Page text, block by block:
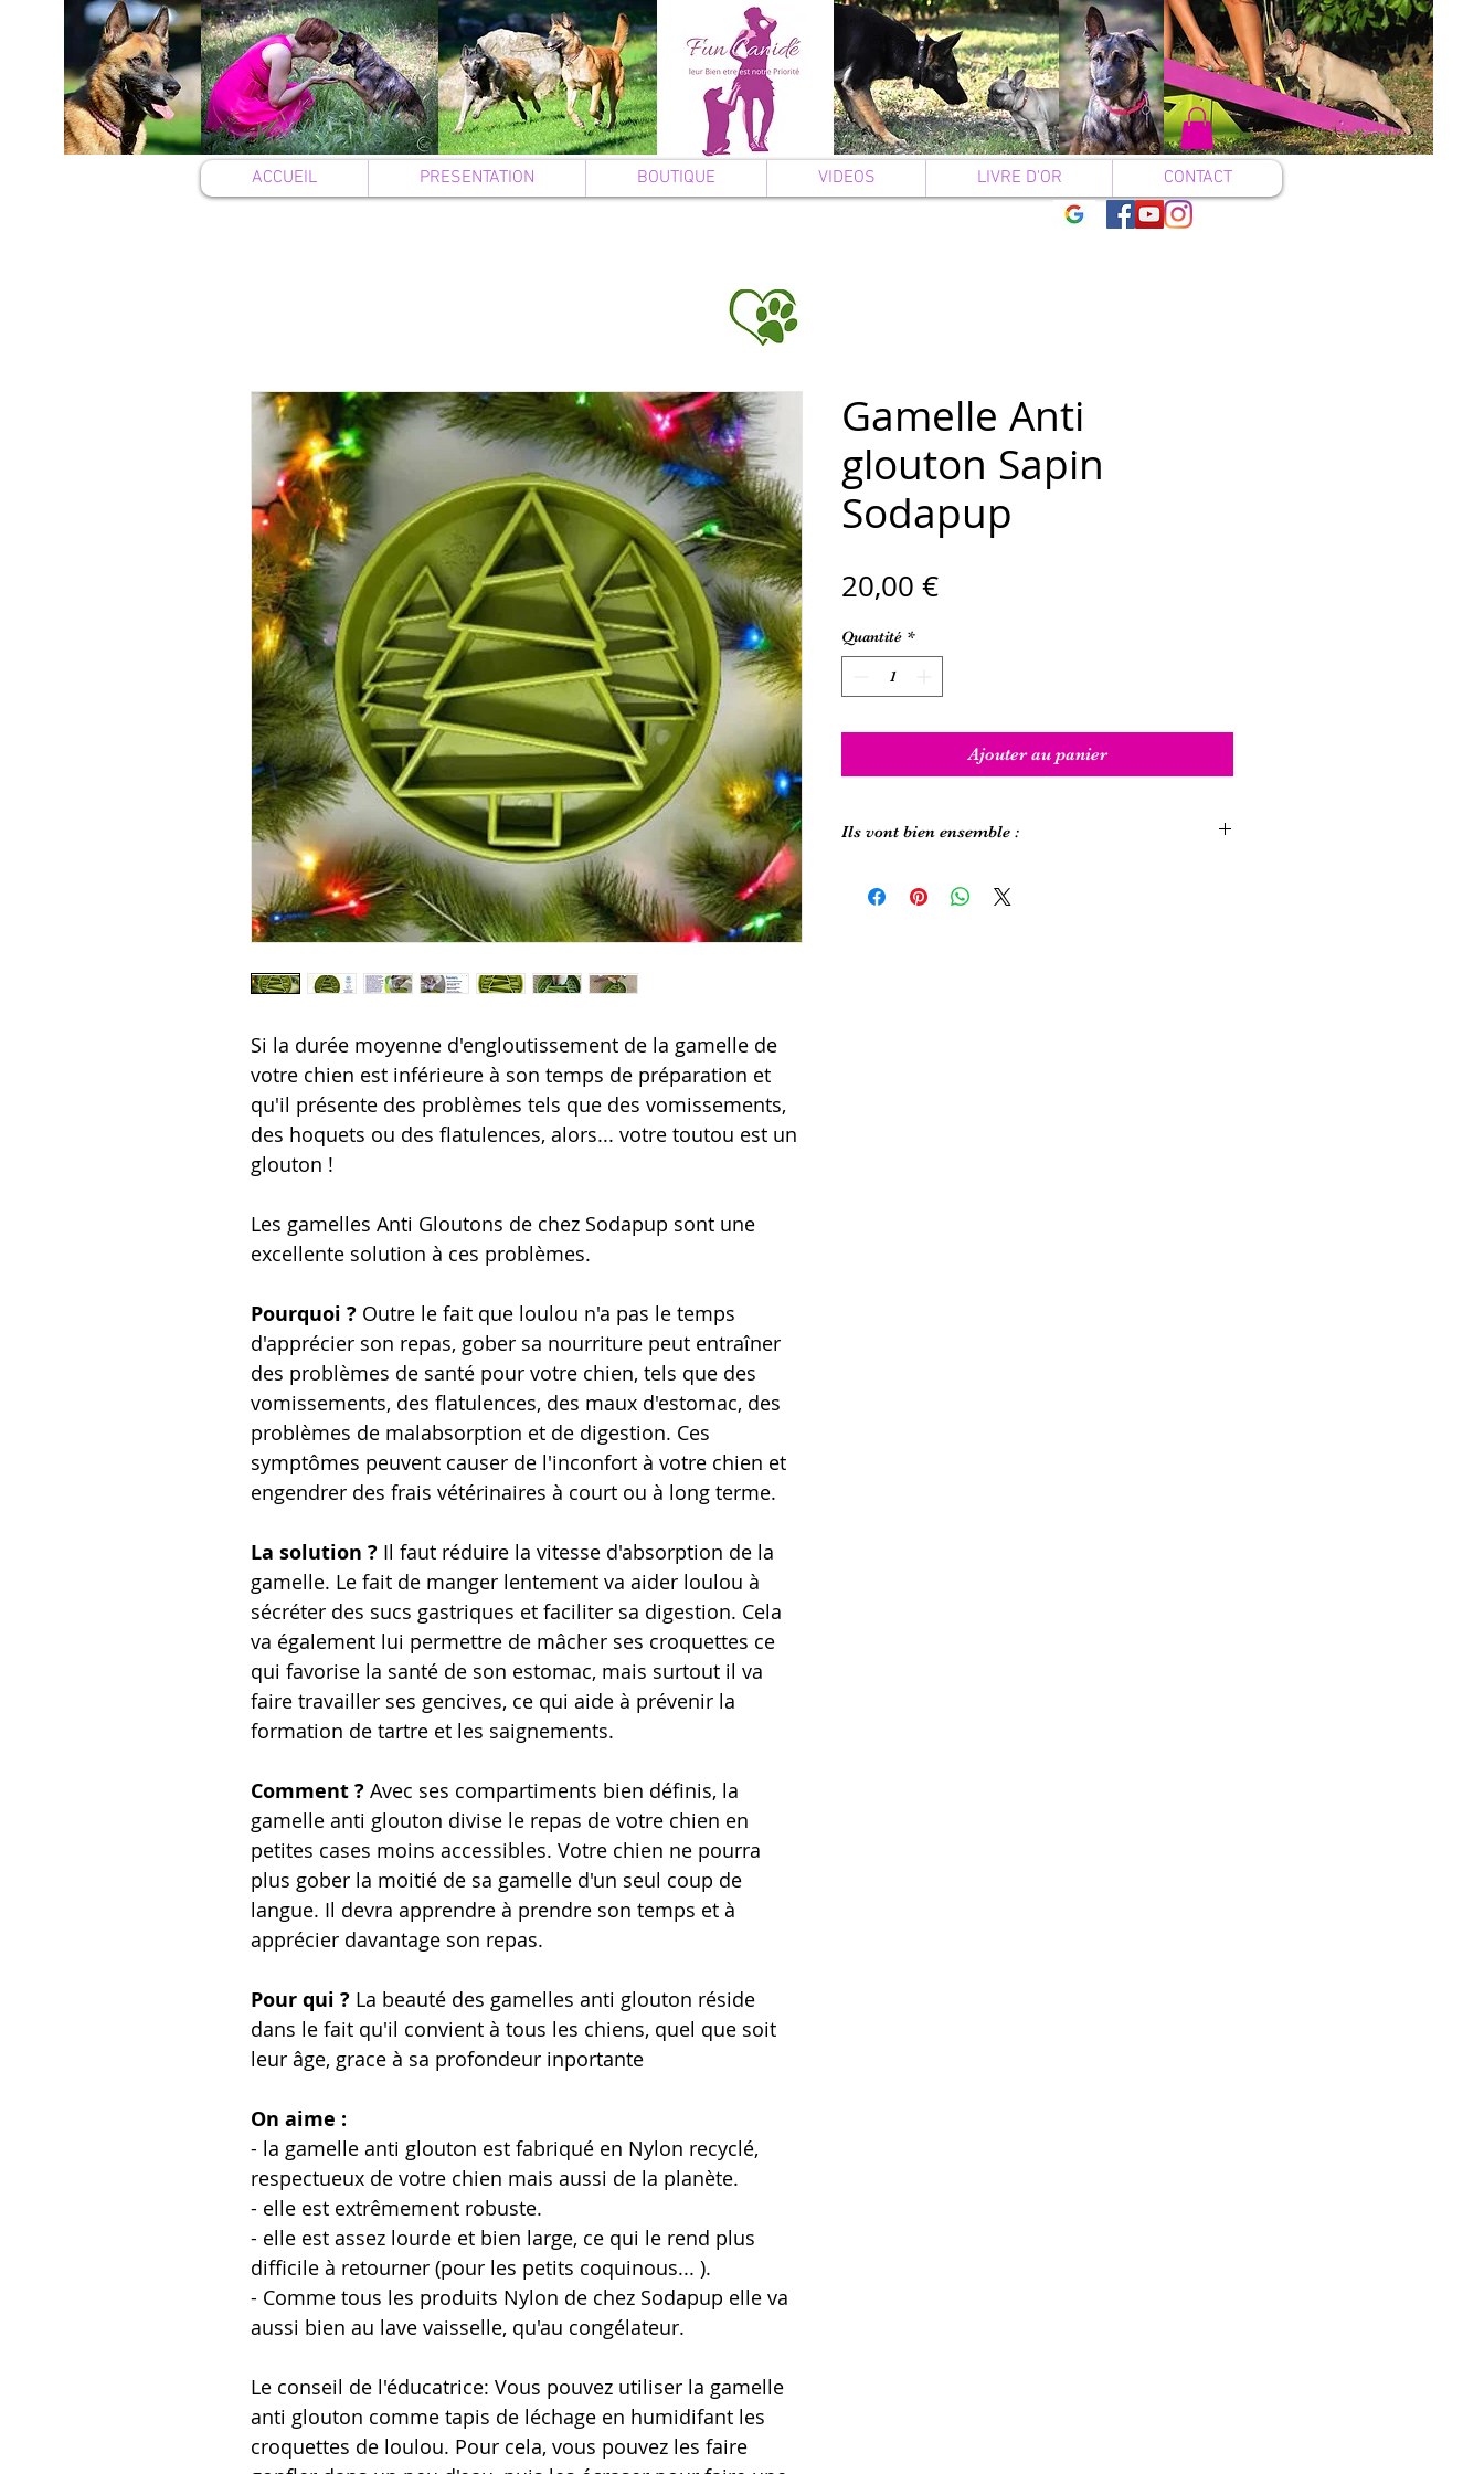
ACCUEIL PRESENTATION BOUTIQUE VIDEOS LIVRE D'OR CONTACT
Si la durée moyenne d'engloutissement de la gamelle de
votre chien est inférieure à son temps de préparation et
qu'il présente des problèmes tels que des vomissements,
des hoquets ou des flatulences, alors... votre toutou est un
glouton !
Les gamelles Anti Gloutons de chez Sodapup sont une
excellente solution à ces problèmes.
Pourquoi ? Outre le fait que loulou n'a pas le temps
d'apprécier son repas, gober sa nourriture peut entraîner
des problèmes de santé pour votre chien, tels que des
vomissements, des flatulences, des maux d'estomac, des
problèmes de malabsorption et de digestion. Ces
symptômes peuvent causer de l'inconfort à votre chien et
engendrer des frais vétérinaires à court ou à long terme.
La solution ? Il faut réduire la vitesse d'absorption de la
gamelle. Le fait de manger lentement va aider loulou à
sécréter des sucs gastriques et faciliter sa digestion. Cela
va également lui permettre de mâcher ses croquettes ce
qui favorise la santé de son estomac, mais surtout il va
faire travailler ses gencives, ce qui aide à prévenir la
formation de tartre et les saignements.
Comment ? Avec ses compartiments bien définis, la
gamelle anti glouton divise le repas de votre chien en
petites cases moins accessibles. Votre chien ne pourra
plus gober la moitié de sa gamelle d'un seul coup de
langue. Il devra apprendre à prendre son temps et à
apprécier davantage son repas.
Pour qui ? La beauté des gamelles anti glouton réside
dans le fait qu'il convient à tous les chiens, quel que soit
leur âge, grace à sa profondeur inportante
On aime :
- la gamelle anti glouton est fabriqué en Nylon recyclé,
respectueux de votre chien mais aussi de la planète.
- elle est extrêmement robuste.
- elle est assez lourde et bien large, ce qui le rend plus
difficile à retourner (pour les petits coquinous... ).
- Comme tous les produits Nylon de chez Sodapup elle va
aussi bien au lave vaisselle, qu'au congélateur.
Le conseil de l'éducatrice: Vous pouvez utiliser la gamelle
anti glouton comme tapis de léchage en humidifant les
croquettes de loulou. Pour cela, vous pouvez les faire
Gamelle Anti
glouton Sapin
Sodapup
20,00 €Prix
Quantité *
Ajouter au panier
Ils vont bien ensemble :
- Super food